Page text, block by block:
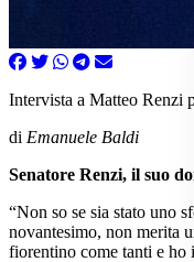
Intervista a Matteo Renzi
di Emanuele Baldi
Senatore Renzi, il suo
“Non so se sia stato uno
novantesimo, non merita
fiorentino come tanti e ho